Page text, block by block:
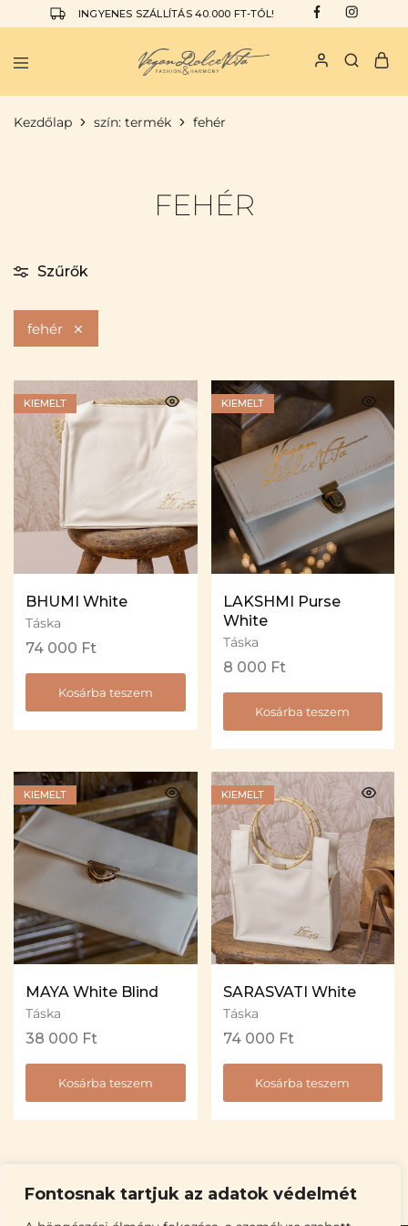
Fontosnak tartjuk az adatok védelmét
INGYENES SZÁLLÍTÁS 40.000 FT-TÓL!
Dolce
am
Vegan
Kezdőlap szín: termék fehér
FEHÉR
Szűrők
fehér
KIEMELT
Táska
BHUMI White
74 000 Ft
Kosárba teszem
KIEMELT
Táska
LAKSHMI Purse
White
8 000 Ft
Kosárba teszem
KIEMELT
Táska
MAYA White Blind
38 000 Ft
Kosárba teszem
KIEMELT
Táska
SARASVATI White
74 000 Ft
Kosárba teszem